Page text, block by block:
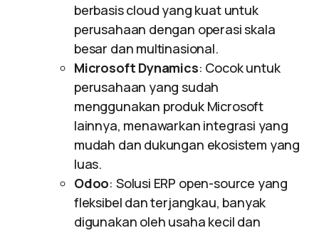
berbasis cloud yang kuat untuk
perusahaan dengan operasi skala
besar dan multinasional.
Microsoft Dynamics: Cocok untuk
perusahaan yang sudah
menggunakan produk Microsoft
lainnya, menawarkan integrasi yang
mudah dan dukungan ekosistem yang
luas.
Odoo: Solusi ERP open-source yang
fleksibel dan terjangkau, banyak
digunakan oleh usaha kecil dan